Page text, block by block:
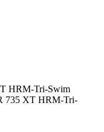
HRM-Tri-Swim
735 XT HRM-Tri-